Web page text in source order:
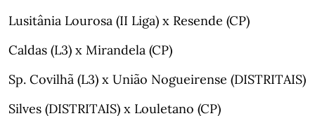
Lusitânia Lourosa (II Liga) x Resende (CP)
Caldas (L3) x Mirandela (CP)
Sp. Covilhã (L3) x União Nogueirense (DISTRITAIS)
Silves (DISTRITAIS) x Louletano (CP)